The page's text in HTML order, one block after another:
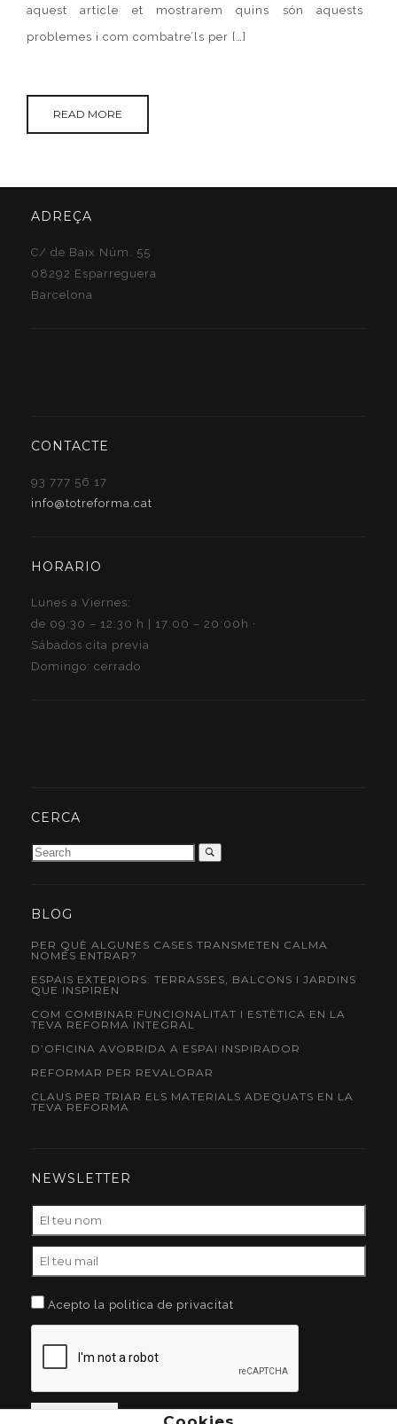
aquest article et mostrarem quins són aquests
problemes i com combatre’ls per […]
READ MORE
ADREÇA
C/ de Baix Núm. 55
08292 Esparreguera
Barcelona
CONTACTE
93 777 56 17
info@totreforma.cat
HORARIO
Lunes a Viernes:
de 09:30 – 12:30 h | 17:00 – 20:00h ·
Sábados cita previa
Domingo: cerrado
CERCA
BLOG
PER QUÈ ALGUNES CASES TRANSMETEN CALMA
NOMÉS ENTRAR?
ESPAIS EXTERIORS: TERRASSES, BALCONS I JARDINS
QUE INSPIREN
COM COMBINAR FUNCIONALITAT I ESTÈTICA EN LA
TEVA REFORMA INTEGRAL
D’OFICINA AVORRIDA A ESPAI INSPIRADOR
REFORMAR PER REVALORAR
CLAUS PER TRIAR ELS MATERIALS ADEQUATS EN LA
TEVA REFORMA
NEWSLETTER
Acepto la politica de privacitat